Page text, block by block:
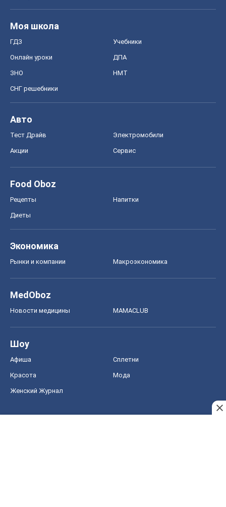
Моя школа
ГДЗ Учебники
Онлайн уроки ДПА
ЗНО НМТ
СНГ решебники
Авто
Тест Драйв Электромобили
Акции Сервис
Food Oboz
Рецепты Напитки
Диеты
Экономика
Рынки и компании Mакроэкономика
MedOboz
Новости медицины MAMACLUB
Шоу
Афиша Сплетни
Красота Мода
Женский Журнал